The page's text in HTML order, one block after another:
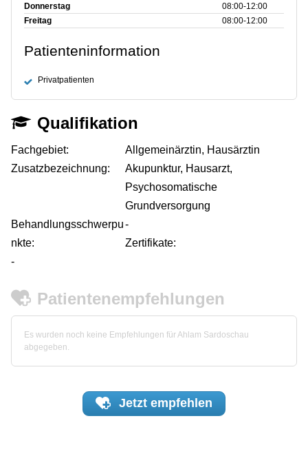
Donnerstag
08:00‑12:00
Freitag
08:00‑12:00
Patienteninformation
Privatpatienten
Qualifikation
Fachgebiet:
Allgemeinärztin, Hausärztin
Zusatzbezeichnung:
Akupunktur, Hausarzt,
Psychosomatische
Grundversorgung
Behandlungsschwerpu
nkte:
-
Zertifikate:
-
Patientenempfehlungen
Es wurden noch keine Empfehlungen für Ahlam Sardoschau
abgegeben.
Jetzt empfehlen